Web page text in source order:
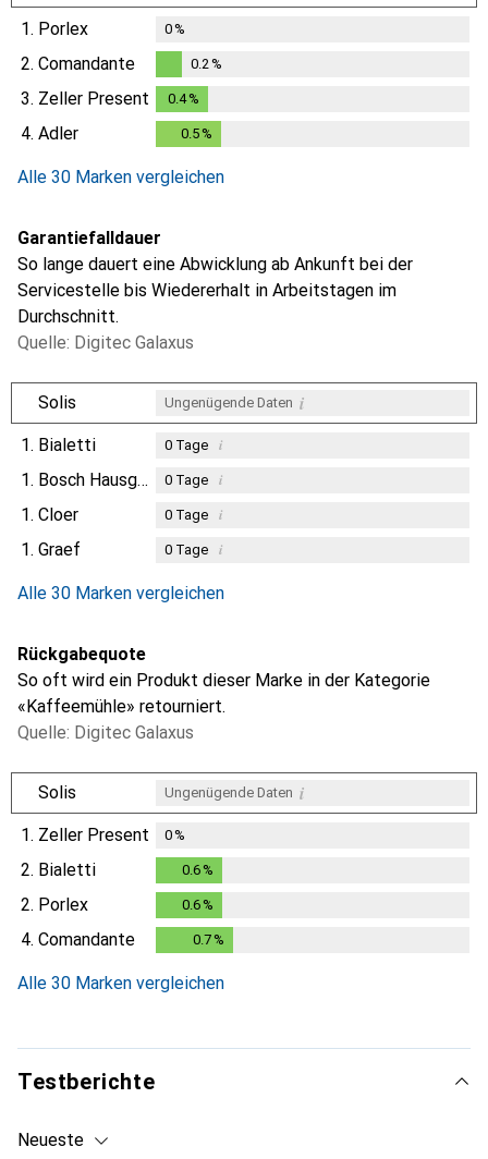
1. Porlex 0%
2. Comandante
0.2%
0.2 %
3. Zeller Present 0.4%
4. Adler 0.5%
Alle 30 Marken vergleichen
Garantiefalldauer
So lange dauert eine Abwicklung ab Ankunft bei der
Servicestelle bis Wiedererhalt in Arbeitstagen im
Durchschnitt.
Quelle: Digitec Galaxus
Solis Ungenügende Daten i
1. Bialetti 0Tage i
1. Bosch Hausgeräte 0Tage i
1. Cloer 0Tage i
1. Graef 0Tage i
Alle 30 Marken vergleichen
Rückgabequote
So oft wird ein Produkt dieser Marke in der Kategorie
«Kaffeemühle» retourniert.
Quelle: Digitec Galaxus
Solis Ungenügende Daten i
1. Zeller Present 0%
2. Bialetti 0.6%
2. Porlex 0.6%
4. Comandante 0.7 %
Alle 30 Marken vergleichen
Testberichte
Neueste